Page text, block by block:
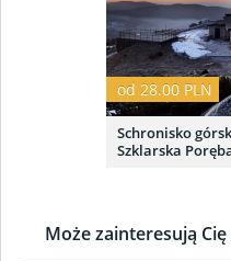
od 28.00 PLN
Schronisko
Szklarska
Może zainteresują